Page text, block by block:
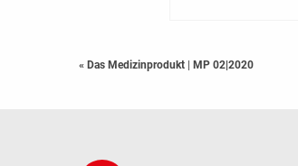
« Das Medizinprodukt | MP 02|2020